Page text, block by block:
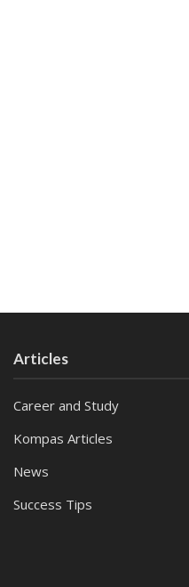
Articles
Career and Study
Kompas Articles
News
Success Tips